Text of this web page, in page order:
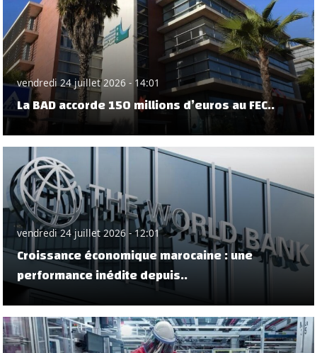
vendredi 24 juillet 2026 - 14:01
La BAD accorde 150 millions d’euros au FEC..
vendredi 24 juillet 2026 - 12:01
Croissance économique marocaine : une
performance inédite depuis..